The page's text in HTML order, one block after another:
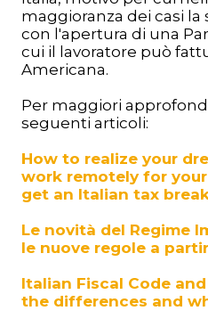
maggioranza dei casi la
con l'apertura di una
cui il lavoratore può
Americana.
Per maggiori
seguenti articoli:
How to realize your
work remotely for
get an Italian tax
Le novità del Regime
le nuove regole a
Italian Fiscal Code
the differences and